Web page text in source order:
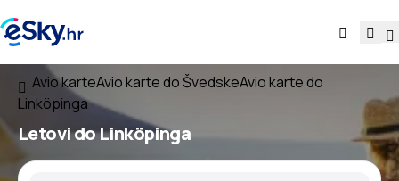
Avio karteAvio karte do ŠvedskeAvio karte do
Linköpinga
Letovi do Linköpinga